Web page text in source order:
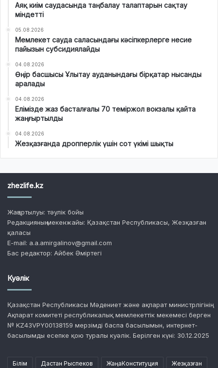
Аяқ киім саудасында таңбалау талаптарын сақтау
міндетті
05.08.2026
Мемлекет сауда саласындағы кәсіпкерлерге несие
пайызын субсидиялайды
04.08.2026
Өңір басшысы Ұлытау ауданындағы бірқатар нысанды
аралады
04.08.2026
Елімізде жаз басталғалы 70 теміржол вокзалы қайта
жаңғыртылды
04.08.2026
Жезқазғанда дропперлік үшін сот үкімі шықты
zhezlife.kz
Жаңартылуы: тәулік бойы
Редакцияның мекенжайы: Қазақстан Республикасы, Жезқазған
қаласы
E-mail: a.a.amirgalinov@gmail.com
Бас редактор: Айбек Әміртегі
Куәлік
Қазақстан Республикасы Мәдениет және ақпарат министрлігінің
Ақпарат комитеті республикалық мемлекеттік мекемесі берген
№ KZ43VPY00138159 мерзімді баспа басылымын, интернет-
басылымды есепке қою туралы куәлік. Берілген күні: 30.12.2025
Білім Дастан Рыспеков ЖаңаКонституция Жезқазған